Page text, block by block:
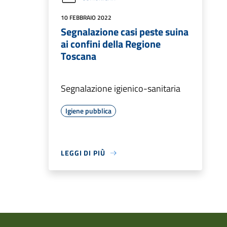
10 FEBBRAIO 2022
Segnalazione casi peste suina
ai confini della Regione
Toscana
Segnalazione igienico-sanitaria
Igiene pubblica
LEGGI DI PIÙ